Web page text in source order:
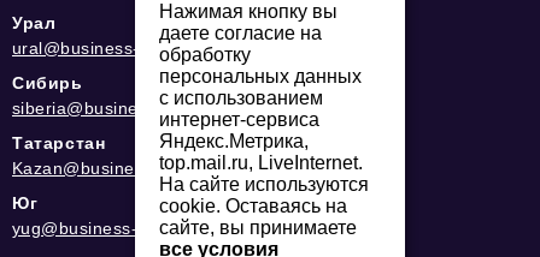
Урал
ural@business-magazine.online
Сибирь
siberia@business-magazine.online
Татарстан
Kazan@business-magazine.online
Юг
yug@business-magazine.online
Нажимая кнопку вы
даете согласие на
обработку
персональных данных
с использованием
интернет-сервиса
Яндекс.Метрика,
top.mail.ru, LiveInternet.
На сайте используются
cookie. Оставаясь на
сайте, вы принимаете
все условия